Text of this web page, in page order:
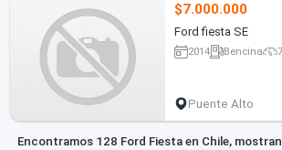
$7.000.000
Ford fiesta SE
2014 Bencina
Puente Alto
Encontramos 128 Ford Fiesta en Chile,